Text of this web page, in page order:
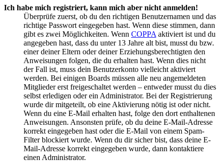
Ich habe mich registriert, kann mich aber nicht anmelden!
Überprüfe zuerst, ob du den richtigen Benutzernamen und das
richtige Passwort eingegeben hast. Wenn diese stimmen, dann
gibt es zwei Möglichkeiten. Wenn COPPA aktiviert ist und du
angegeben hast, dass du unter 13 Jahre alt bist, musst du bzw.
einer deiner Eltern oder deiner Erziehungsberechtigten den
Anweisungen folgen, die du erhalten hast. Wenn dies nicht
der Fall ist, muss dein Benutzerkonto vielleicht aktiviert
werden. Bei einigen Boards müssen alle neu angemeldeten
Mitglieder erst freigeschaltet werden – entweder musst du dies
selbst erledigen oder ein Administrator. Bei der Registrierung
wurde dir mitgeteilt, ob eine Aktivierung nötig ist oder nicht.
Wenn du eine E-Mail erhalten hast, folge den dort enthaltenen
Anweisungen. Ansonsten prüfe, ob du deine E-Mail-Adresse
korrekt eingegeben hast oder die E-Mail von einem Spam-
Filter blockiert wurde. Wenn du dir sicher bist, dass deine E-
Mail-Adresse korrekt eingegeben wurde, dann kontaktiere
einen Administrator.